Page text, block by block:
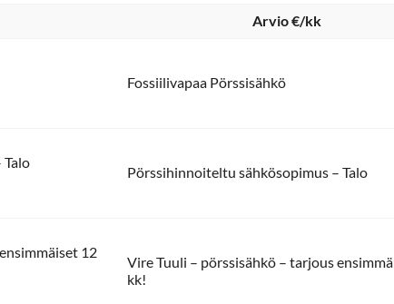
Arvio €/kk
Fossiilivapaa Pörssisähkö
Pörssihinnoiteltu sähkösopimus – Talo
12
Vire Tuuli – pörssisähkö – tarjous
kk!